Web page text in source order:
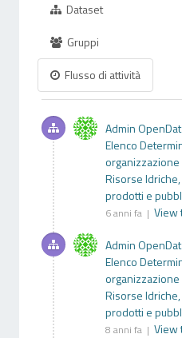
Dataset
Gruppi
Flusso di attività
Admin
Elenco
Risorse
prodotti e
6 anni fa | View
Admin
Elenco
Risorse
prodotti e
8 anni fa | View